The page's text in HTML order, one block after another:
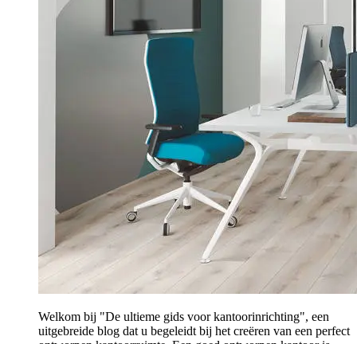
Welkom bij "De ultieme gids voor kantoorinrichting", een
uitgebreide blog dat u begeleidt bij het creëren van een perfect